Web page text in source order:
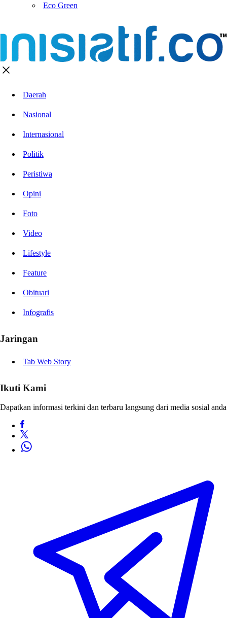
Eco Green
Daerah
Nasional
Internasional
Politik
Peristiwa
Opini
Foto
Video
Lifestyle
Feature
Obituari
Infografis
Jaringan
Tab Web Story
Ikuti Kami
Dapatkan informasi terkini dan terbaru langsung dari media sosial anda